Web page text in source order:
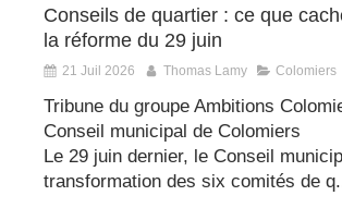
Conseils de quartier : ce que
la réforme du 29 juin
21 Juil 2026 Thomas Lamy Colomiers
Tribune du groupe Ambitions
Conseil municipal de Colomiers
Le 29 juin dernier, le Conseil
transformation des six comités de